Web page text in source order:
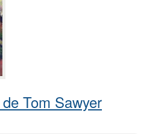
Tom Sawyer